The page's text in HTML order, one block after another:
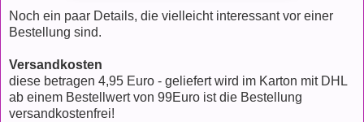
Noch ein paar Details, die vielleicht interessant vor einer
Bestellung sind.
Versandkosten
diese betragen 4,95 Euro - geliefert wird im Karton mit DHL
ab einem Bestellwert von 99Euro ist die Bestellung
versandkostenfrei!